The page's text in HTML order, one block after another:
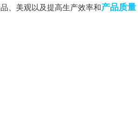
、美观以及提高生产效率和产品质量